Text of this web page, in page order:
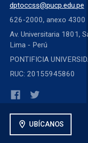
dptoccss@pucp.edu.pe
626-2000, anexo 4300
Av. Universitaria 1801,
Lima - Perú
PONTIFICIA
RUC: 20155945860
location_on UBÍCANOS